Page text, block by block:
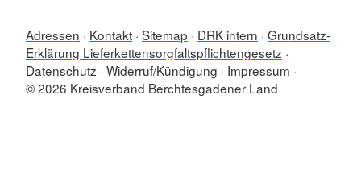
Adressen Kontakt Sitemap DRK intern Grundsatz-
Erklärung Lieferkettensorgfaltspflichtengesetz
Datenschutz Widerruf/Kündigung
Impressum
© 2026 Kreisverband Berchtesgadener Land